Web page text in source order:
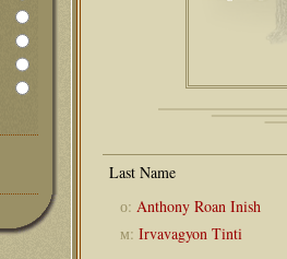
о: Anthony Roan Inish
м: Irvavagyon Tinti